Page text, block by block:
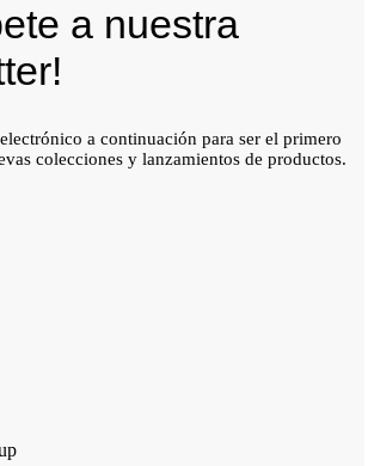
a nuestra
a continuación para ser el primero
colecciones y lanzamientos de productos.